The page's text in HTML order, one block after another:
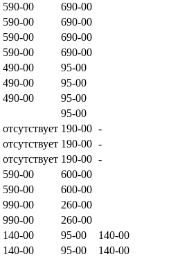
590-00
690-00
590-00
690-00
590-00
690-00
590-00
690-00
490-00
95-00
490-00
95-00
490-00
95-00
95-00
отсутствует 190-00 -
отсутствует 190-00 -
отсутствует 190-00 -
590-00
600-00
590-00
600-00
990-00
260-00
990-00
260-00
140-00 95-00 140-00
140-00 95-00 140-00